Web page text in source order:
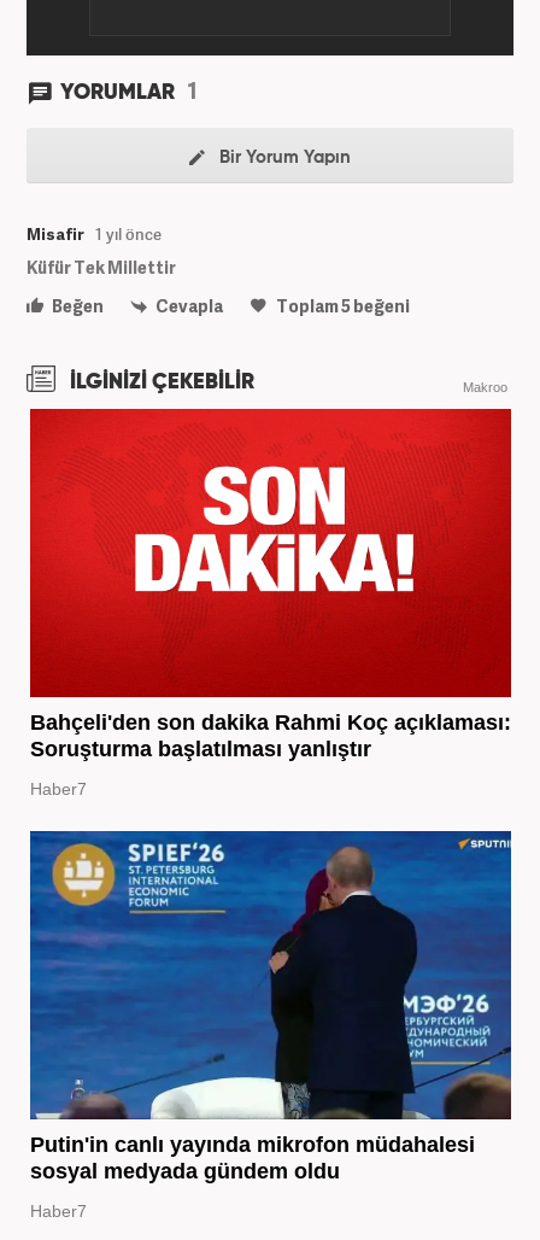
YORUMLAR 1
Bir Yorum Yapın
Misafir 1 yıl önce
Küfür Tek Millettir
Beğen
Cevapla Toplam5beğeni
İLGİNİZİ ÇEKEBİLİR Makroo
Bahçeli'den son dakika Rahmi Koç açıklaması:
Soruşturma başlatılması yanlıştır
Haber7
Putin'in canlı yayında mikrofon müdahalesi
sosyal medyada gündem oldu
Haber7